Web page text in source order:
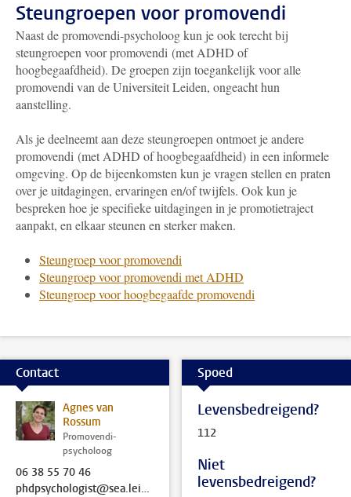
Steungroepen voor promovendi
Naast de promovendi-psycholoog kun je ook terecht bij
steungroepen voor promovendi (met ADHD of
hoogbegaafdheid). De groepen zijn toegankelijk voor alle
promovendi van de Universiteit Leiden, ongeacht hun
aanstelling.
Als je deelneemt aan deze steungroepen ontmoet je andere
promovendi (met ADHD of hoogbegaafdheid) in een informele
omgeving. Op de bijeenkomsten kun je vragen stellen en praten
over je uitdagingen, ervaringen en/of twijfels. Ook kun je
bespreken hoe je specifieke uitdagingen in je promotietraject
aanpakt, en elkaar steunen en sterker maken.
Steungroep voor promovendi
Steungroep voor promovendi met ADHD
Steungroep voor hoogbegaafde promovendi
Contact
Agnes van
Rossum
Promovendi-
psycholoog
06 38 55 70 46
phdpsychologist@sea.leidenuniv.nl
Spoed
Levensbedreigend?
112
Niet
levensbedreigend?